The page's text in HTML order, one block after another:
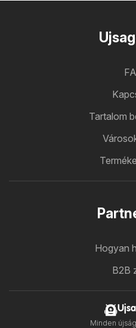
Tartalom
Hogyan
B2B
Minden